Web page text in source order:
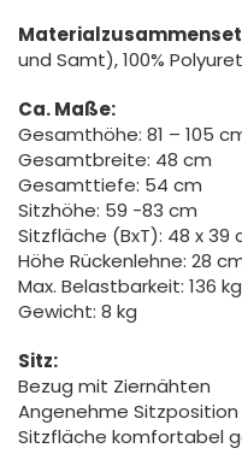
und Samt), 100%
Ca. Maße:
Gesamthöhe: 81 – 105
Gesamtbreite: 48 cm
Gesamttiefe: 54 cm
Sitzhöhe: 59 -83 cm
Sitzfläche (BxT): 48 x 39
Höhe Rückenlehne: 28
Max. Belastbarkeit: 136 kg
Gewicht: 8 kg
Sitz:
Bezug mit Ziernähten
Angenehme Sitzposition
Sitzfläche komfortabel